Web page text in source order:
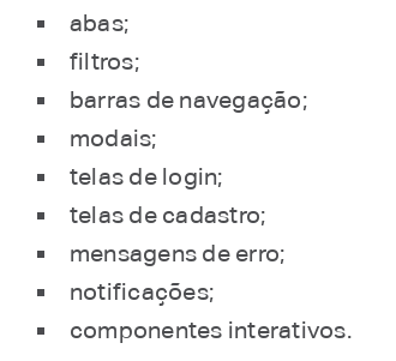
abas;
filtros;
barras de navegação;
modais;
telas de login;
telas de cadastro;
mensagens de erro;
notificações;
componentes interativos.